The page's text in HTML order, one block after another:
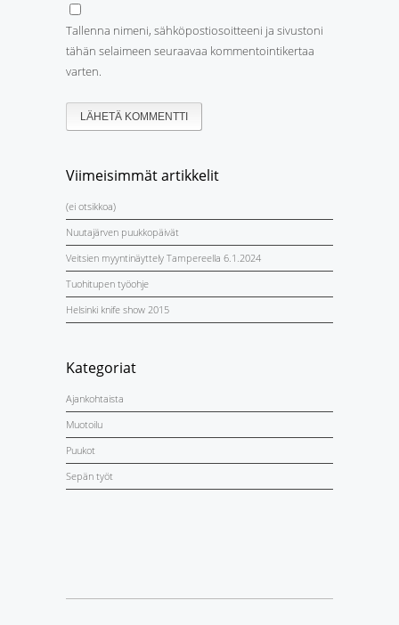
Tallenna nimeni, sähköpostiosoitteeni ja sivustoni
tähän selaimeen seuraavaa kommentointikertaa
varten.
Viimeisimmät artikkelit
(ei otsikkoa)
Nuutajärven puukkopäivät
Veitsien myyntinäyttely Tampereella 6.1.2024
Tuohitupen työohje
Helsinki knife show 2015
Kategoriat
Ajankohtaista
Muotoilu
Puukot
Sepän työt